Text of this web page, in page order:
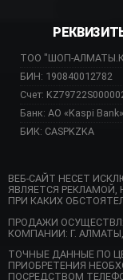
ТОО "ШОП-
БИН: 190840012782
Счет:
Банк: АО «Kaspi Bank»
БИК: CASPKZKA
ВЕБ-САЙТ НЕСЕТ
ЯВЛЯЕТСЯ
ПРИ КАКИХ
ПРОДАЖИ
КОМПАНИИ: Г. АЛМАТЫ,
ТОЧНЫЕ ДАННЫЕ ПО
ПРИОБРЕТЕНИЯ
ПОСРЕДСТВОМ